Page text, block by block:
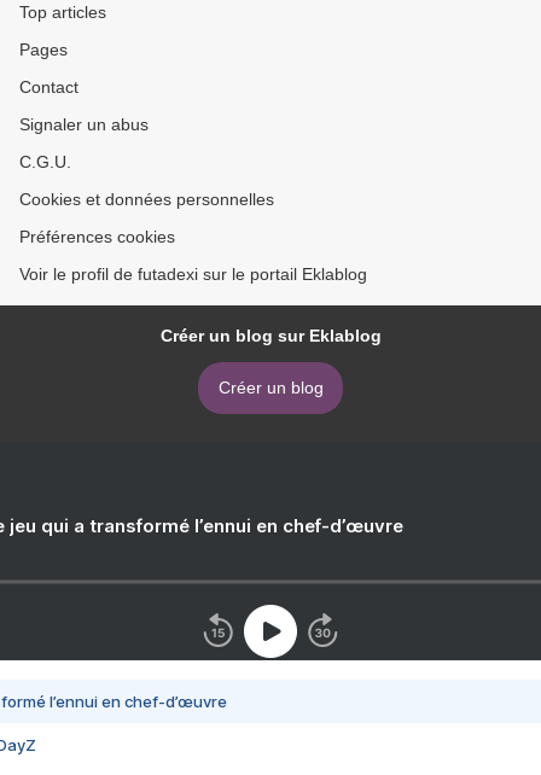
Top articles
Pages
Contact
Signaler un abus
C.G.U.
Cookies et données personnelles
Préférences cookies
Voir le profil de futadexi sur le portail Eklablog
Créer un blog sur Eklablog
Créer un blog
jeu qui a transformé l’ennui en chef-d’œuvre
l’ennui en chef-d’œuvre